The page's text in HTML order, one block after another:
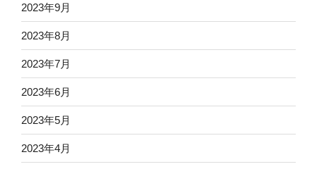
2023年9月
2023年8月
2023年7月
2023年6月
2023年5月
2023年4月